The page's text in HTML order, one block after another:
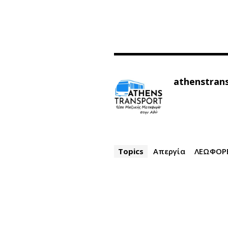
Topics Απεργία